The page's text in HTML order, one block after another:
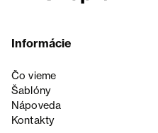
Informácie
Čo vieme
Šablóny
Nápoveda
Kontakty